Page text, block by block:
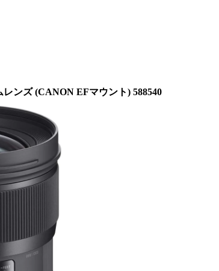
ンズ (CANON EFマウント) 588540